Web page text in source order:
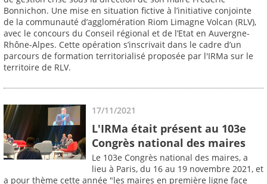
Bonnichon. Une mise en situation fictive à l’initiative conjointe
de la communauté d’agglomération Riom Limagne Volcan (RLV),
avec le concours du Conseil régional et de l’Etat en Auvergne-
Rhône-Alpes. Cette opération s’inscrivait dans le cadre d’un
parcours de formation territorialisé proposée par l'IRMa sur le
territoire de RLV.
17/11/2021
L'IRMa était présent au 103e
Congrès national des maires
Le 103e Congrès national des maires, a
lieu à Paris, du 16 au 19 novembre 2021, et
a pour thème cette année "les maires en première ligne face